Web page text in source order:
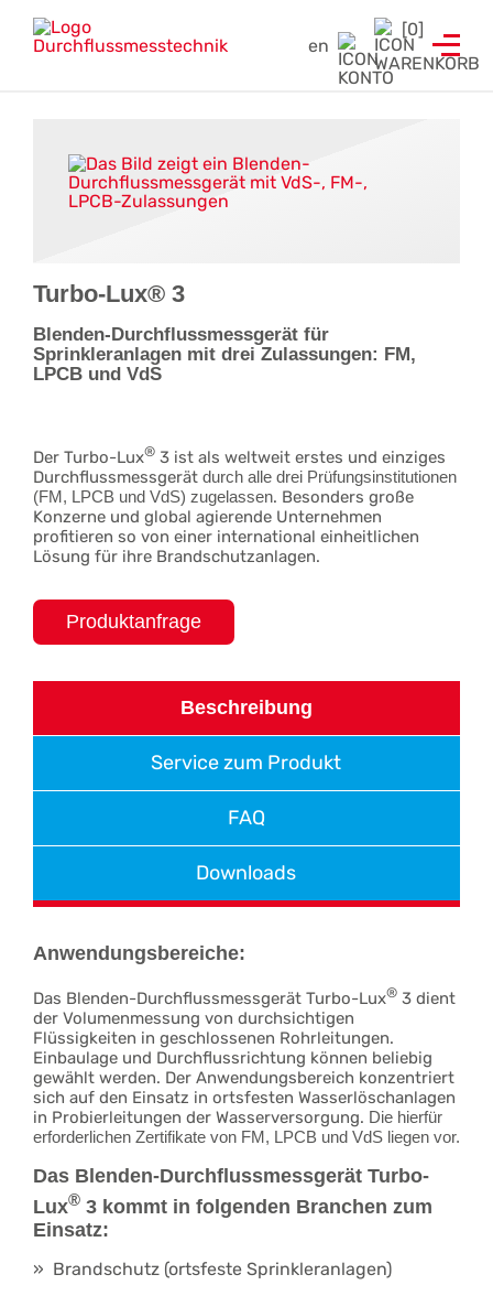
en
[0]
Turbo-Lux® 3
Blenden-Durchflussmessgerät für
Sprinkleranlagen mit drei Zulassungen: FM,
LPCB und VdS
Der Turbo-Lux®3 ist als weltweit erstes und einziges
Durchflussmessgerät durch alle drei Prüfungsinstitutionen
(FM, LPCB und VdS) zugelassen. Besonders große
Konzerne und global agierende Unternehmen
profitieren so von einer international einheitlichen
Lösung für ihre Brandschutzanlagen.
Produktanfrage
Beschreibung
Service zum Produkt
FAQ
Downloads
Anwendungsbereiche:
Das Blenden-Durchflussmessgerät Turbo-Lux®3 dient
der Volumenmessung von durchsichtigen
Flüssigkeiten in geschlossenen Rohrleitungen.
Einbaulage und Durchflussrichtung können beliebig
gewählt werden. Der Anwendungsbereich konzentriert
sich auf den Einsatz in ortsfesten Wasserlöschanlagen
in Probierleitungen der Wasserversorgung. Die hierfür
erforderlichen Zertifikate von FM, LPCB und VdS liegen vor.
Das Blenden-Durchflussmessgerät Turbo-
Lux®3 kommt in folgenden Branchen zum
Einsatz:
Brandschutz (ortsfeste Sprinkleranlagen)
Hydrantenprüfgerät Löschwasserversorgung
Wandhydrantenprüfgerät
Durchflussmessgeräte für Sprinkleranlagen
Hydrantenprüfgeräte für die Löschwasserversorgung
UW3 Serie Überwachungsschalter
Maschinistenausbildung
Wartung und Reparatur
Zertifikatsgenerator